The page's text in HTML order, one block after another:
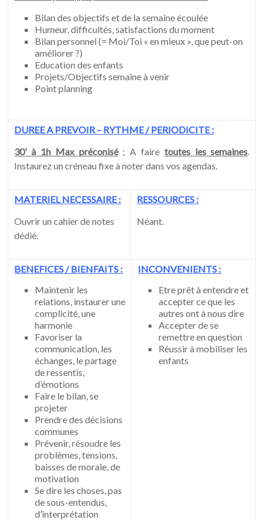
Bilan des objectifs et de la semaine écoulée
Humeur, difficultés, satisfactions du moment
Bilan personnel (= Moi/Toi « en mieux », que peut-on
améliorer ?)
Education des enfants
Projets/Objectifs semaine à venir
Point planning
DUREE A PREVOIR – RYTHME / PERIODICITE :
30’ à 1h Max préconisé; A faire toutes les semaines.
Instaurez un créneau fixe à noter dans vos agendas.
MATERIEL NECESSAIRE :
Ouvrir un cahier de notes
dédié.
RESSOURCES :
Néant.
BENEFICES / BIENFAITS :
Maintenir les
relations, instaurer une
complicité, une
harmonie
Favoriser la
communication, les
échanges, le partage
de ressentis,
d’émotions
Faire le bilan, se
projeter
Prendre des décisions
communes
Prévenir, résoudre les
problèmes, tensions,
baisses de morale, de
motivation
Se dire les choses, pas
de sous-entendus,
d’interprétation
INCONVENIENTS :
Etre prêt à entendre et
accepter ce que les
autres ont à nous dire
Accepter de se
remettre en question
Réussir à mobiliser les
enfants